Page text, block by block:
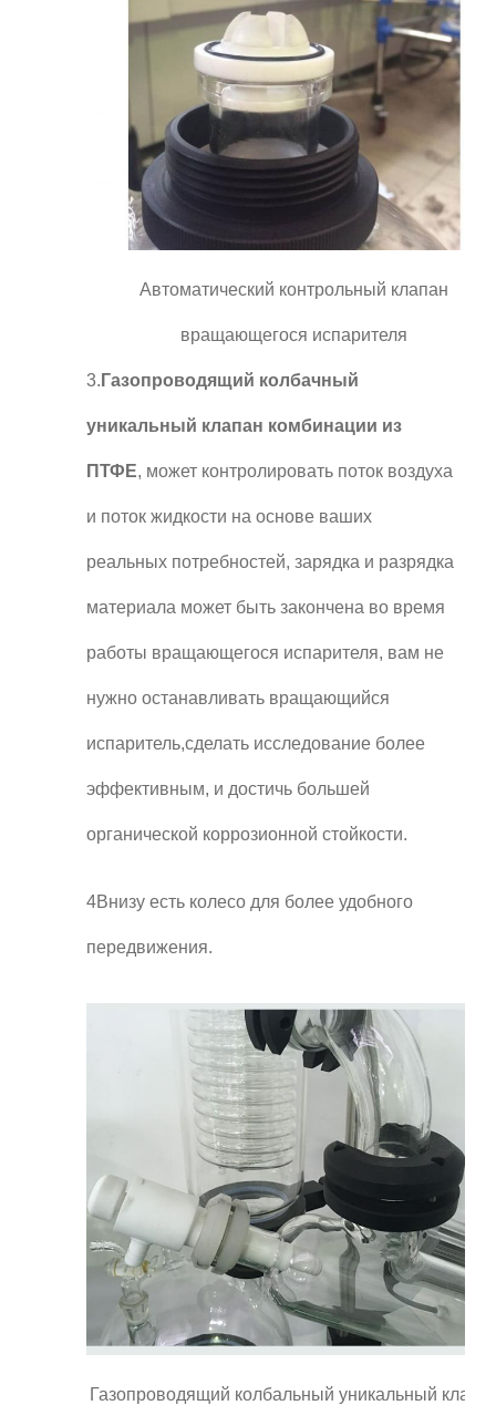
Автоматический контрольный клапан
вращающегося испарителя
3. Газопроводящий колбачный
уникальный клапан комбинации из
ПТФЕ, может контролировать поток воздуха
и поток жидкости на основе ваших
реальных потребностей, зарядка и разрядка
материала может быть закончена во время
работы вращающегося испарителя, вам не
нужно останавливать вращающийся
испаритель,сделать исследование более
эффективным, и достичь большей
органической коррозионной стойкости.
4Внизу есть колесо для более удобного
передвижения.
Газопроводящий колбальный уникальный